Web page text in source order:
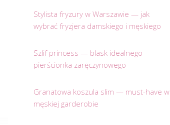
Stylista fryzury w Warszawie — jak
wybrać fryzjera damskiego i męskiego
Szlif princess — blask idealnego
pierścionka zaręczynowego
Granatowa koszula slim — must-have w
męskiej garderobie